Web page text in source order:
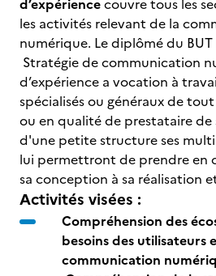
d’expériencecouvre tous les
les activités relevant de la
numérique. Le diplômé du
Stratégie de communication
d’expérience a vocation à
spécialisés ou généraux de
ou en qualité de prestataire de
d'une petite structure ses
lui permettront de prendre en
sa conception à sa réalisation
Activités visées :
Compréhension des
besoins des utilisateurs
communication